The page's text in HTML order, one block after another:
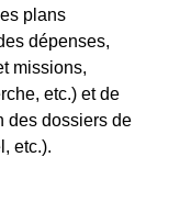
plans
dépenses,
missions,
etc.) et de
des dossiers de
etc.).